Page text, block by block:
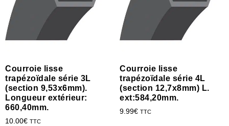
Courroie lisse
trapézoïdale série 3L
(section 9,53x6mm).
Longueur extérieur:
660,40mm.
10.00€ TTC
Courroie lisse
trapézoïdale série 4L
(section 12,7x8mm) L.
ext:584,20mm.
9.99€ TTC